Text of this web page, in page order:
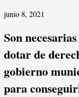
junio 8, 2021
Son
dotar de
gobierno
para